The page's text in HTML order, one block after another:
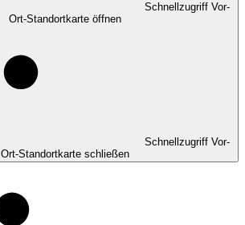
Schnellzugriff Vor-
Ort-Standortkarte öffnen
Schnellzugriff Vor-
Ort-Standortkarte schließen